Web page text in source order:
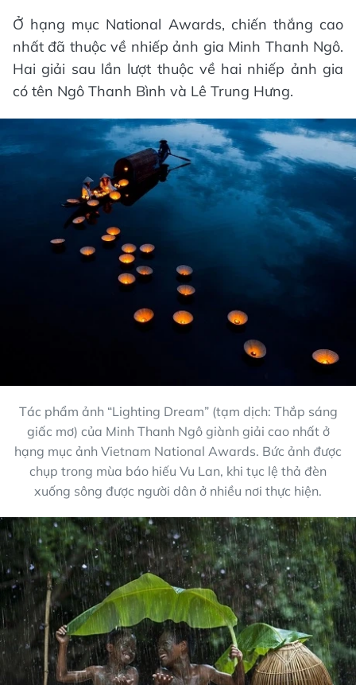
Ở hạng mục National Awards, chiến thắng cao
nhất đã thuộc về nhiếp ảnh gia Minh Thanh Ngô.
Hai giải sau lần lượt thuộc về hai nhiếp ảnh gia
có tên Ngô Thanh Bình và Lê Trung Hưng.
Tác phẩm ảnh “Lighting Dream” (tạm dịch: Thắp sáng
giấc mơ) của Minh Thanh Ngô giành giải cao nhất ở
hạng mục ảnh Vietnam National Awards. Bức ảnh được
chụp trong mùa báo hiếu Vu Lan, khi tục lệ thả đèn
xuống sông được người dân ở nhiều nơi thực hiện.